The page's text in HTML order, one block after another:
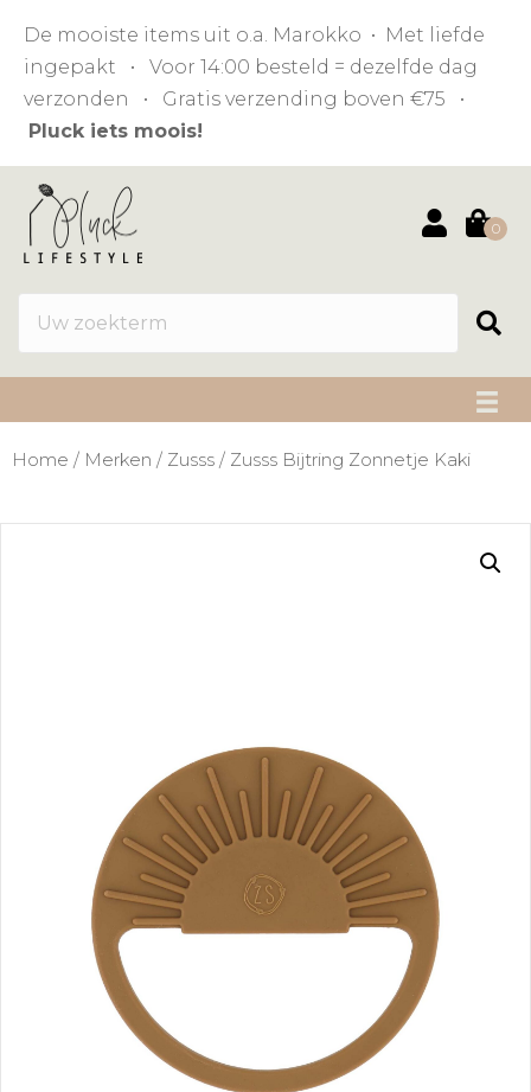
De mooiste items uit o.a. Marokko • Met liefde
ingepakt • Voor 14:00 besteld = dezelfde dag
verzonden • Gratis verzending boven €75 •
Pluck iets moois!
0
Home / Merken / Zusss / Zusss Bijtring Zonnetje Kaki